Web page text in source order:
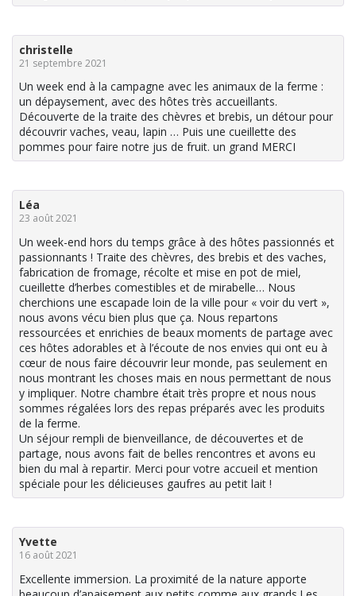
christelle
21 septembre 2021
Un week end à la campagne avec les animaux de la ferme :
un dépaysement, avec des hôtes très accueillants.
Découverte de la traite des chèvres et brebis, un détour pour
découvrir vaches, veau, lapin … Puis une cueillette des
pommes pour faire notre jus de fruit. un grand MERCI
Léa
23 août 2021
Un week-end hors du temps grâce à des hôtes passionnés et
passionnants ! Traite des chèvres, des brebis et des vaches,
fabrication de fromage, récolte et mise en pot de miel,
cueillette d’herbes comestibles et de mirabelle… Nous
cherchions une escapade loin de la ville pour « voir du vert »,
nous avons vécu bien plus que ça. Nous repartons
ressourcées et enrichies de beaux moments de partage avec
ces hôtes adorables et à l’écoute de nos envies qui ont eu à
cœur de nous faire découvrir leur monde, pas seulement en
nous montrant les choses mais en nous permettant de nous
y impliquer. Notre chambre était très propre et nous nous
sommes régalées lors des repas préparés avec les produits
de la ferme.
Un séjour rempli de bienveillance, de découvertes et de
partage, nous avons fait de belles rencontres et avons eu
bien du mal à repartir. Merci pour votre accueil et mention
spéciale pour les délicieuses gaufres au petit lait !
Yvette
16 août 2021
Excellente immersion. La proximité de la nature apporte